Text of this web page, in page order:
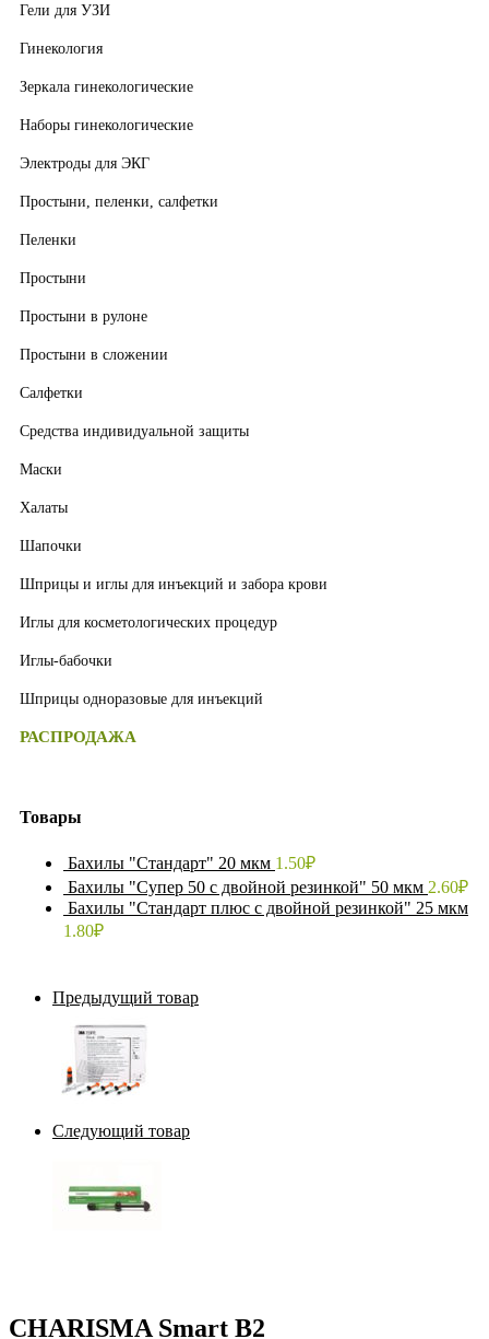
Гели для УЗИ
Гинекология
Зеркала гинекологические
Наборы гинекологические
Электроды для ЭКГ
Простыни, пеленки, салфетки
Пеленки
Простыни
Простыни в рулоне
Простыни в сложении
Салфетки
Средства индивидуальной защиты
Маски
Халаты
Шапочки
Шприцы и иглы для инъекций и забора крови
Иглы для косметологических процедур
Иглы-бабочки
Шприцы одноразовые для инъекций
РАСПРОДАЖА
Товары
Бахилы "Стандарт" 20 мкм 1.50₽
Бахилы "Супер 50 с двойной резинкой" 50 мкм 2.60₽
Бахилы "Стандарт плюс с двойной резинкой" 25 мкм
1.80₽
Предыдущий товар
Следующий товар
CHARISMA Smart B2